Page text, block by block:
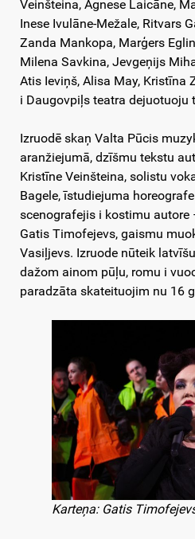
Veinšteina, Agnese Laicāne,
Inese Ivulāne-Mežale, Ritvars
Zanda Mankopa, Marģers
Milena Savkina, Jevgeņijs
Atis Ieviņš, Alisa May, Kristīna
i Daugovpiļs teatra dejuotuoju
Izruodē skaņ Valta Pūcis
aranžiejumā, dzīšmu tekstu
Kristīne Veinšteina, solistu
Bagele, īstudiejuma
scenografejis i kostimu
Gatis Timofejevs, gaismu
Vasiļjevs. Izruode nūteik
dažom ainom pūļu, romu i
paradzāta skateituojim nu 16
Karteņa: Gatis